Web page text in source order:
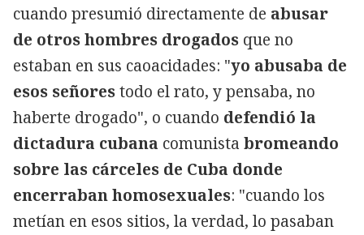
cuando presumió directamente de abusar
de otros hombres drogados que no
estaban en sus caoacidades: "yo abusaba de
esos señorestodo el rato, y pensaba, no
haberte drogado", o cuando defendió la
dictadura cubana comunista bromeando
sobre las cárceles de Cuba donde
encerraban homosexuales: "cuando los
metían en esos sitios, la verdad, lo pasaban